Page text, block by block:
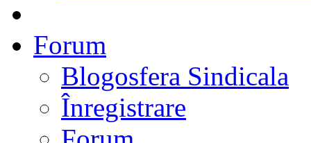
Forum
Blogosfera Sindicala
Înregistrare